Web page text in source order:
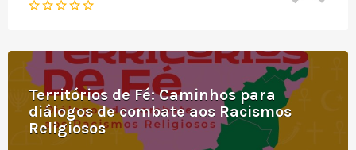
Territórios de Fé: Caminhos para
diálogos de combate aos Racismos
Religiosos